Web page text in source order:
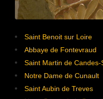
Saint Benoit sur Loire
Abbaye de Fontevraud
Saint Martin de Candes-
Notre Dame de Cunault
Saint Aubin de Treves